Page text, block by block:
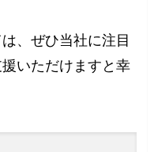
、ぜひ当社に注目
いただけますと幸